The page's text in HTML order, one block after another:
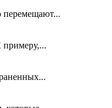
примеру,...